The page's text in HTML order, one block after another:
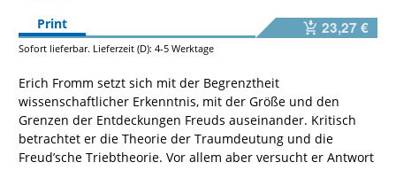
Print
23,27 €
Sofort lieferbar. Lieferzeit (D): 4-5 Werktage
Erich Fromm setzt sich mit der Begrenztheit
wissenschaftlicher Erkenntnis, mit der Größe und den
Grenzen der Entdeckungen Freuds auseinander. Kritisch
betrachtet er die Theorie der Traumdeutung und die
Freud’sche Triebtheorie. Vor allem aber versucht er Antwort